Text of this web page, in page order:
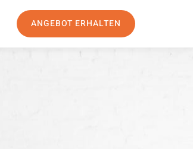
ANGEBOT ERHALTEN